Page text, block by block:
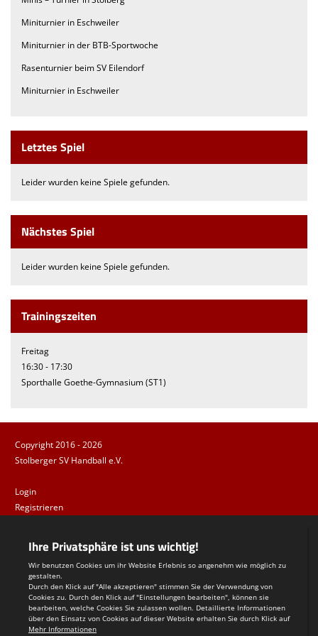
Miniturnier in Eschweiler
Miniturnier in der BTB-Sportwoche
Rasenturnier beim SV Eilendorf
Miniturnier in Eschweiler
Letztes Spiel
Leider wurden keine Spiele gefunden.
Nächstes Spiel
Leider wurden keine Spiele gefunden.
Trainingszeiten
Freitag
16:30 - 17:30
Sporthalle Goethe-Gymnasium (ST1)
Copyright 2016 - 2026
Stolberger SV Handball e.V.
Login
Registrieren
Datenschutzerklärung
Teamsports 2
Dein Sportverein online